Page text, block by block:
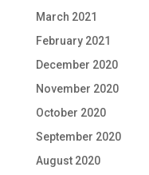
March 2021
February 2021
December 2020
November 2020
October 2020
September 2020
August 2020